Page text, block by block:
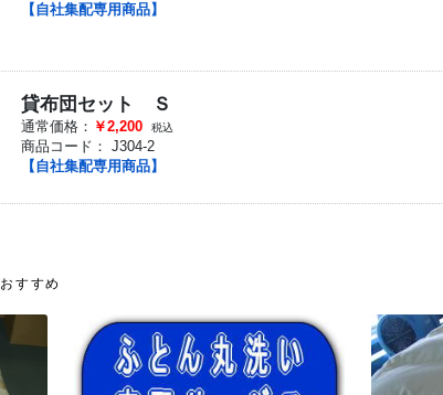
【自社集配専用商品】
貸布団セット Ｓ
通常価格： ￥2,200 税込
商品コード： J304-2
【自社集配専用商品】
おすすめ